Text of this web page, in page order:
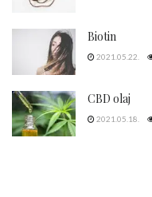
Biotin
2021.05.22.
CBD olaj
2021.05.18.